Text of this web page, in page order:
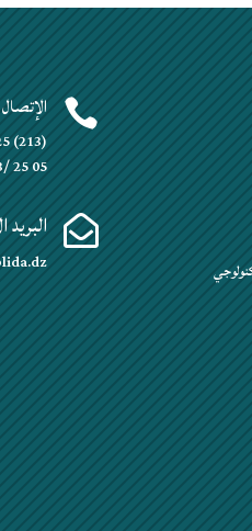

(213) 25 27 24 36
25 05
